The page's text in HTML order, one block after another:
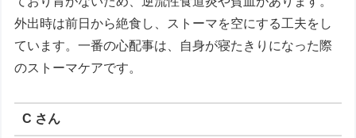
外出時は前日から絶食し、ストーマを空にする工夫をし
ています。一番の心配事は、自身が寝たきりになった際
のストーマケアです。
C さん